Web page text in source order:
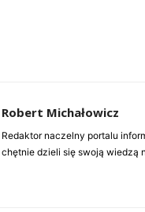
Robert Michałowicz
Redaktor naczelny portalu
chętnie dzieli się swoją wiedzą